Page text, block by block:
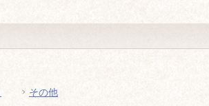
その他